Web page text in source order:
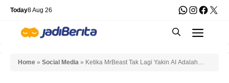
Skip
content
Today8 Aug 26 WhatsApp
X
Home » Social Media » Ketika MrBeast Tak Lagi Yakin AI Adalah